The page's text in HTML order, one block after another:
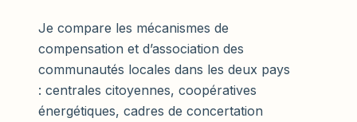
Je compare les mécanismes de
compensation et d’association des
communautés locales dans les deux pays
: centrales citoyennes, coopératives
énergétiques, cadres de concertation